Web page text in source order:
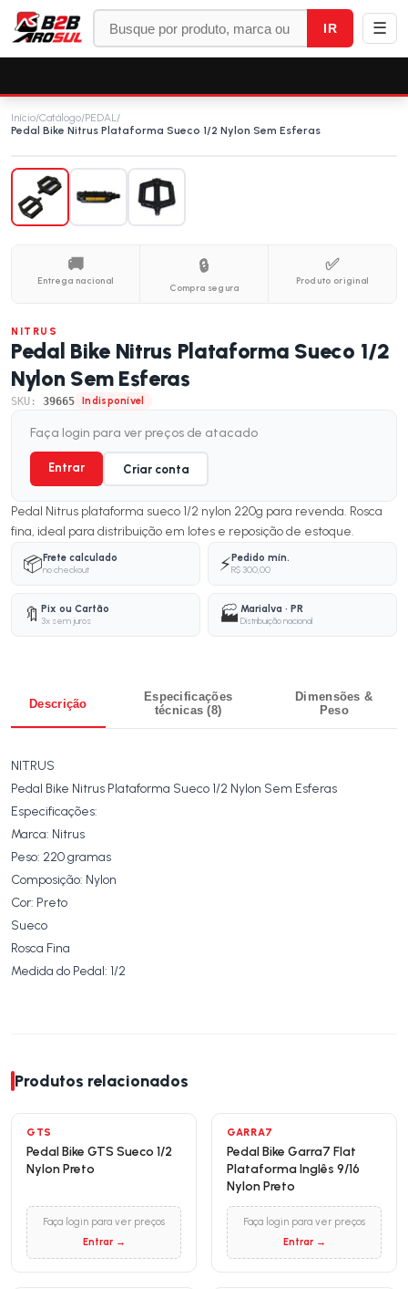
IR ☰
Início/Catálogo/PEDAL/
Pedal Bike Nitrus Plataforma Sueco 1/2 Nylon Sem Esferas
🚚
Entrega nacional
🔒
Compra segura
✅
Produto original
NITRUS
Pedal Bike Nitrus Plataforma Sueco 1/2
Nylon Sem Esferas
SKU: 39665 Indisponível
Faça login para ver preços de atacado
Entrar Criar conta
Pedal Nitrus plataforma sueco 1/2 nylon 220g para revenda. Rosca
fina, ideal para distribuição em lotes e reposição de estoque.
📦Frete calculado
no checkout
⚡Pedido mín.
R$ 300,00
🔖 Pix ou Cartão
3x sem juros
🏭 Marialva · PR
Distribuição nacional
Descrição
Especificações
técnicas (8)
Dimensões &
Peso
NITRUS
Pedal Bike Nitrus Plataforma Sueco 1/2 Nylon Sem Esferas
Especificações:
Marca: Nitrus
Peso: 220 gramas
Composição: Nylon
Cor: Preto
Sueco
Rosca Fina
Medida do Pedal: 1/2
Produtos relacionados
GTS
Pedal Bike GTS Sueco 1/2
Nylon Preto
Faça login para ver preços
Entrar →
GARRA7
Pedal Bike Garra7 Flat
Plataforma Inglês 9/16
Nylon Preto
Faça login para ver preços
Entrar →